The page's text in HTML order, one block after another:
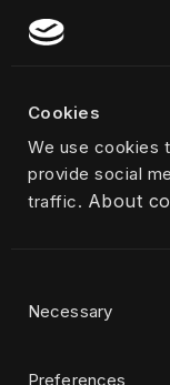
Cookies
We use cookies
provide social
traffic. About
Selection
Necessary
Preferences
PVN numurs:
Privātuma politika
Ilgtspējības politika